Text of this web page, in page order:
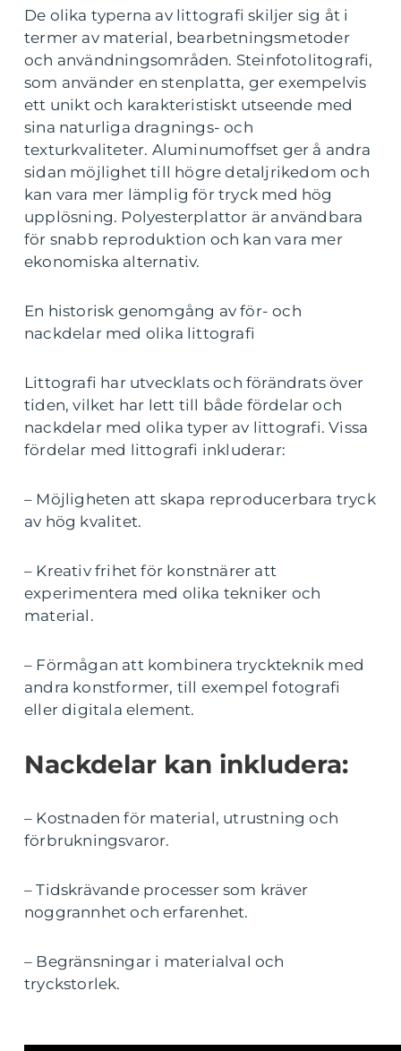
De olika typerna av littografi skiljer sig åt i
termer av material, bearbetningsmetoder
och användningsområden. Steinfotolitografi,
som använder en stenplatta, ger exempelvis
ett unikt och karakteristiskt utseende med
sina naturliga dragnings- och
texturkvaliteter. Aluminumoffset ger å andra
sidan möjlighet till högre detaljrikedom och
kan vara mer lämplig för tryck med hög
upplösning. Polyesterplattor är användbara
för snabb reproduktion och kan vara mer
ekonomiska alternativ.
En historisk genomgång av för- och
nackdelar med olika littografi
Littografi har utvecklats och förändrats över
tiden, vilket har lett till både fördelar och
nackdelar med olika typer av littografi. Vissa
fördelar med littografi inkluderar:
– Möjligheten att skapa reproducerbara tryck
av hög kvalitet.
– Kreativ frihet för konstnärer att
experimentera med olika tekniker och
material.
– Förmågan att kombinera tryckteknik med
andra konstformer, till exempel fotografi
eller digitala element.
Nackdelar kan inkludera:
– Kostnaden för material, utrustning och
förbrukningsvaror.
– Tidskrävande processer som kräver
noggrannhet och erfarenhet.
– Begränsningar i materialval och
tryckstorlek.